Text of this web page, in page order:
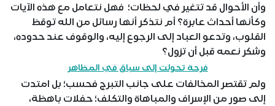
وأن الأحوال قد تتغير في لحظات؛ فهل نتعامل مع هذه الآيات
وكأنها أحداث عابرة؟ أم نتذكر أنها رسائل من الله توقظ
القلوب، وتدعو العباد إلى الرجوع إليه، والوقوف عند حدوده،
وشكر نعمه قبل أن تزول؟
فرحة تحولت إلى سباق في المظاهر
ولم تقتصر المخالفات على جانب التبرج فحسب؛ بل امتدت
إلى صور من الإسراف والمباهاة والتكلف؛ حفلات باهظة،